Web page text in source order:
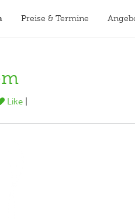
Preise & Termine
Like